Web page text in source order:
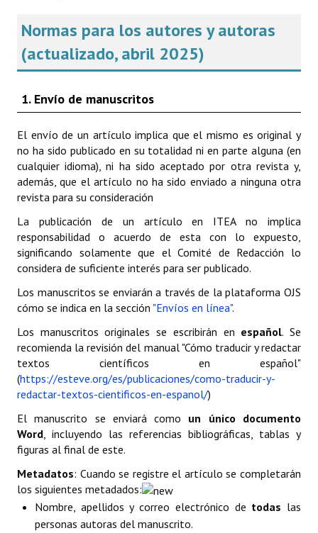
Normas para los autores y autoras
(actualizado, abril 2025)
1. Envío de manuscritos
El envío de un artículo implica que el mismo es original y
no ha sido publicado en su totalidad ni en parte alguna (en
cualquier idioma), ni ha sido aceptado por otra revista y,
además, que el artículo no ha sido enviado a ninguna otra
revista para su consideración
La publicación de un artículo en ITEA no implica
responsabilidad o acuerdo de esta con lo expuesto,
significando solamente que el Comité de Redacción lo
considera de suficiente interés para ser publicado.
Los manuscritos se enviarán a través de la plataforma OJS
cómo se indica en la sección "Envíos en línea".
Los manuscritos originales se escribirán en español. Se
recomienda la revisión del manual "Cómo traducir y redactar
textos científicos en español"
(https://esteve.org/es/publicaciones/como-traducir-y-
redactar-textos-cientificos-en-espanol/)
El manuscrito se enviará como un único documento
Word, incluyendo las referencias bibliográficas, tablas y
figuras al final de este.
Metadatos: Cuando se registre el artículo se completarán
los siguientes metadados:
Nombre, apellidos y correo electrónico de todas las
personas autoras del manuscrito.